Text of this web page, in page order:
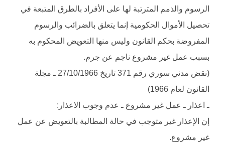
الرسوم والذمم المترتبة لها على الأفراد بالطرق المتبعة في
تحصيل الأموال الحكومية إنما يتعلق بالضرائب والرسوم
المفروضة بحكم القانون وليس منها التعويض المحكوم به
بسبب عمل غير مشروع ناجم عن جرم.
(نقض مدني سوري رقم 371 تاريخ 27/10/1966 ـ مجلة
القانون لعام 1966)
ـ اعذار ـ عمل غير مشروع ـ عدم وجوب الاعذار:
إن الإعذار غير متوجب في حالة المطالبة بالتعويض عن عمل
غير مشروع.